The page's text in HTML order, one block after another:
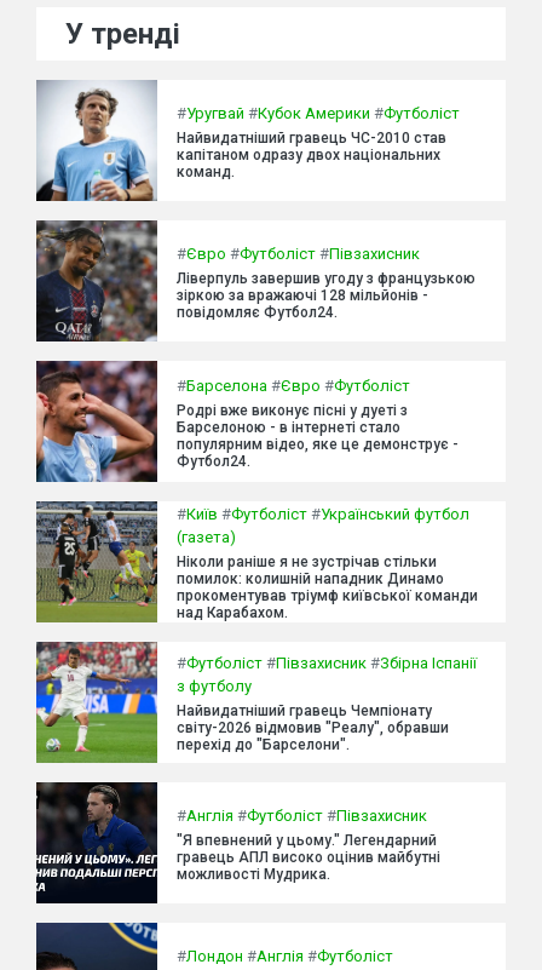
У тренді
#Уругвай #Кубок Америки #Футболіст
Найвидатніший гравець ЧС-2010 став
капітаном одразу двох національних
команд.
#Євро #Футболіст #Півзахисник
Ліверпуль завершив угоду з французькою
зіркою за вражаючі 128 мільйонів -
повідомляє Футбол24.
#Барселона #Євро #Футболіст
Родрі вже виконує пісні у дуеті з
Барселоною - в інтернеті стало
популярним відео, яке це демонструє -
Футбол24.
#Київ #Футболіст #Український футбол
(газета)
Ніколи раніше я не зустрічав стільки
помилок: колишній нападник Динамо
прокоментував тріумф київської команди
над Карабахом.
#Футболіст #Півзахисник #Збірна Іспанії
з футболу
Найвидатніший гравець Чемпіонату
світу-2026 відмовив "Реалу", обравши
перехід до "Барселони".
#Англія #Футболіст #Півзахисник
"Я впевнений у цьому." Легендарний
гравець АПЛ високо оцінив майбутні
можливості Мудрика.
#Лондон #Англія #Футболіст